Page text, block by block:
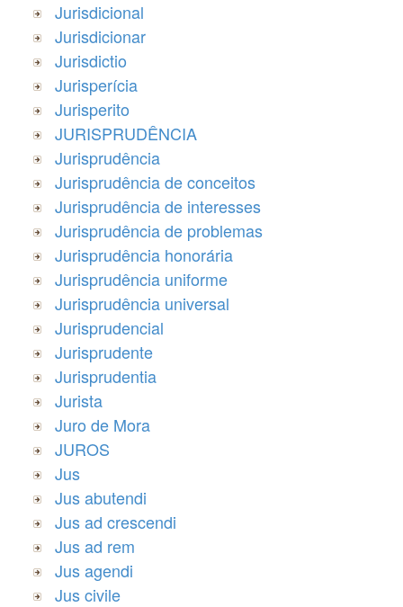
Jurisdicional
Jurisdicionar
Jurisdictio
Jurisperícia
Jurisperito
JURISPRUDÊNCIA
Jurisprudência
Jurisprudência de conceitos
Jurisprudência de interesses
Jurisprudência de problemas
Jurisprudência honorária
Jurisprudência uniforme
Jurisprudência universal
Jurisprudencial
Jurisprudente
Jurisprudentia
Jurista
Juro de Mora
JUROS
Jus
Jus abutendi
Jus ad crescendi
Jus ad rem
Jus agendi
Jus civile